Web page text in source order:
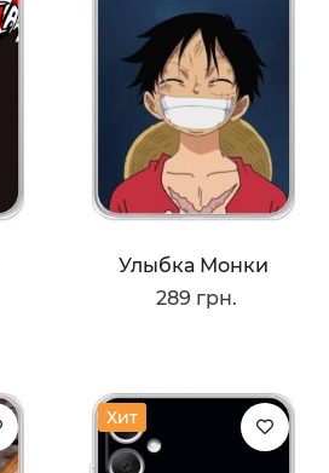
Улыбка Монки
289 грн.
Хит